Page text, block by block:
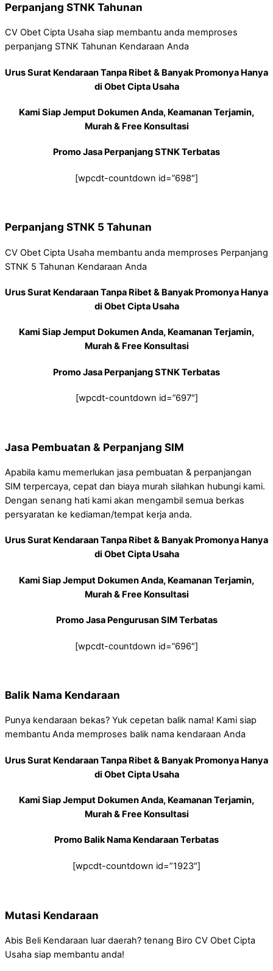
Perpanjang STNK Tahunan
CV Obet Cipta Usaha siap membantu anda memproses
perpanjang STNK Tahunan Kendaraan Anda
Urus Surat Kendaraan Tanpa Ribet & Banyak Promonya Hanya
di Obet Cipta Usaha
Kami Siap Jemput Dokumen Anda, Keamanan Terjamin,
Murah & Free Konsultasi
Promo Jasa Perpanjang STNK Terbatas
[wpcdt-countdown id=”698″]
Perpanjang STNK 5 Tahunan
CV Obet Cipta Usaha membantu anda memproses Perpanjang
STNK 5 Tahunan Kendaraan Anda
Urus Surat Kendaraan Tanpa Ribet & Banyak Promonya Hanya
di Obet Cipta Usaha
Kami Siap Jemput Dokumen Anda, Keamanan Terjamin,
Murah & Free Konsultasi
Promo Jasa Perpanjang STNK Terbatas
[wpcdt-countdown id=”697″]
Jasa Pembuatan & Perpanjang SIM
Apabila kamu memerlukan jasa pembuatan & perpanjangan
SIM terpercaya, cepat dan biaya murah silahkan hubungi kami.
Dengan senang hati kami akan mengambil semua berkas
persyaratan ke kediaman/tempat kerja anda.
Urus Surat Kendaraan Tanpa Ribet & Banyak Promonya Hanya
di Obet Cipta Usaha
Kami Siap Jemput Dokumen Anda, Keamanan Terjamin,
Murah & Free Konsultasi
Promo Jasa Pengurusan SIM Terbatas
[wpcdt-countdown id=”696″]
Balik Nama Kendaraan
Punya kendaraan bekas? Yuk cepetan balik nama! Kami siap
membantu Anda memproses balik nama kendaraan Anda
Urus Surat Kendaraan Tanpa Ribet & Banyak Promonya Hanya
di Obet Cipta Usaha
Kami Siap Jemput Dokumen Anda, Keamanan Terjamin,
Murah & Free Konsultasi
Promo Balik Nama Kendaraan Terbatas
[wpcdt-countdown id=”1923″]
Mutasi Kendaraan
Abis Beli Kendaraan luar daerah? tenang Biro CV Obet Cipta
Usaha siap membantu anda!